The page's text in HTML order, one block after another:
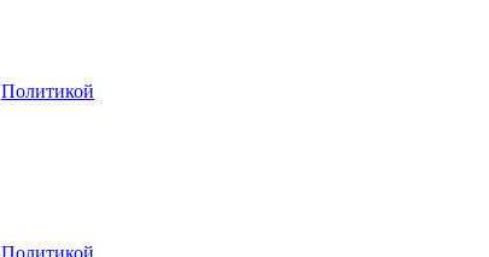
Политикой
Политикой